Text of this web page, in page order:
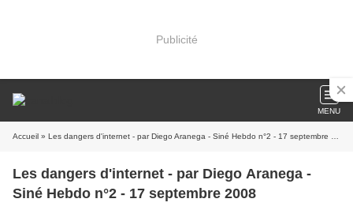
Publicité
MENU
Accueil » Les dangers d'internet - par Diego Aranega - Siné Hebdo n°2 - 17 septembre 2008
Les dangers d'internet - par Diego Aranega -
Siné Hebdo n°2 - 17 septembre 2008